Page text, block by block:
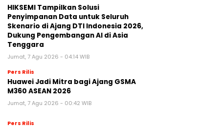
HIKSEMI Tampilkan Solusi
Penyimpanan Data untuk Seluruh
Skenario di Ajang DTI Indonesia 2026,
Dukung Pengembangan AI di Asia
Tenggara
Jumat, 7 Agu 2026 - 04:14 WIB
Pers Rilis
Huawei Jadi Mitra bagi Ajang GSMA
M360 ASEAN 2026
Jumat, 7 Agu 2026 - 00:42 WIB
Pers Rilis